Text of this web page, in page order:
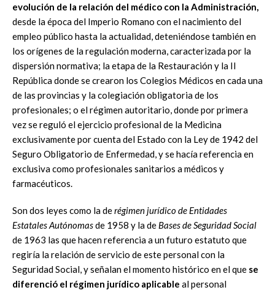
evolución de la relación del médico con la Administración,
desde la época del Imperio Romano con el nacimiento del
empleo público hasta la actualidad, deteniéndose también en
los orígenes de la regulación moderna, caracterizada por la
dispersión normativa; la etapa de la Restauración y la II
República donde se crearon los Colegios Médicos en cada una
de las provincias y la colegiación obligatoria de los
profesionales; o el régimen autoritario, donde por primera
vez se reguló el ejercicio profesional de la Medicina
exclusivamente por cuenta del Estado con la Ley de 1942 del
Seguro Obligatorio de Enfermedad, y se hacía referencia en
exclusiva como profesionales sanitarios a médicos y
farmacéuticos.
Son dos leyes como la derégimen jurídico de Entidades
Estatales Autónomasde 1958 y la de Bases de Seguridad Social
de 1963 las que hacen referencia a un futuro estatuto que
regiría la relación de servicio de este personal con la
Seguridad Social, y señalan el momento histórico en el que se
diferenció el régimen jurídico aplicable al personal